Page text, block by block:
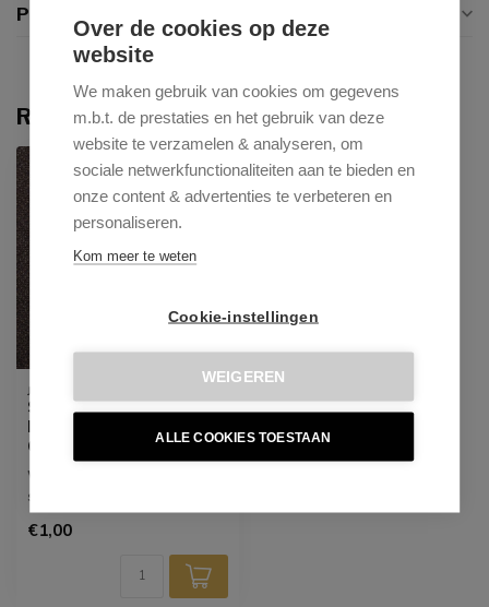
Over de cookies op deze
website
We maken gebruik van cookies om gegevens
m.b.t. de prestaties en het gebruik van deze
website te verzamelen & analyseren, om
sociale netwerkfunctionaliteiten aan te bieden en
onze content & advertenties te verbeteren en
personaliseren.
Kom meer te weten
Cookie-instellingen
WEIGEREN
ALLE COOKIES TOESTAAN
Productomschrijving
Recent bekeken
JESPER HOME
Stofstaal - Jesper
Home | Hofu - Potters
Clay
Wil je eerst de kleur of
stof van je favoriete stoel
zien? Of twijfel je tussen ...
€1,00